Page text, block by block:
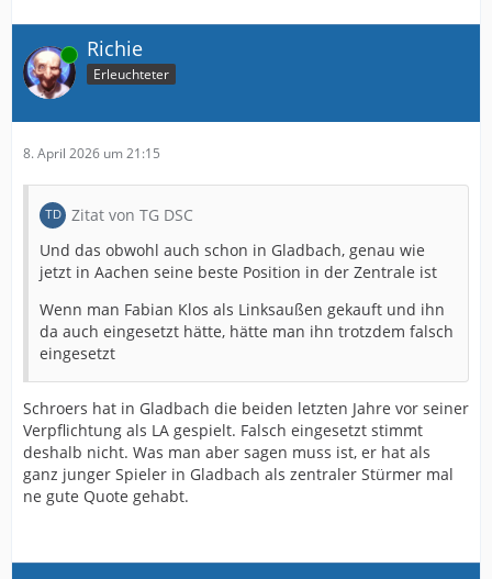
Online Richie
Erleuchteter
8. April 2026 um 21:15
Zitat von TG DSC
Und das obwohl auch schon in Gladbach, genau wie
jetzt in Aachen seine beste Position in der Zentrale ist
Wenn man Fabian Klos als Linksaußen gekauft und ihn
da auch eingesetzt hätte, hätte man ihn trotzdem falsch
eingesetzt
Schroers hat in Gladbach die beiden letzten Jahre vor seiner
Verpflichtung als LA gespielt. Falsch eingesetzt stimmt
deshalb nicht. Was man aber sagen muss ist, er hat als
ganz junger Spieler in Gladbach als zentraler Stürmer mal
ne gute Quote gehabt.